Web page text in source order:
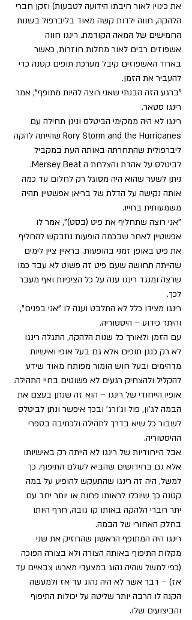
את כינויו לאור חיבתו הידועה לטבעות) וזקן חברי
הלהקה, חווה ילדות קשה מאוד בליברפול בשנות
החמישים של המאה הקודמת. רינגו חווה
אשפוזים רבים לאור מחלות חוזרות, כאשר
באחד האשפוזים קיבל מערכת תופים קטנה כדי
להעביר את הזמן.
"ברגע הזה הבנתי שאני רוצה להיות מתופף", אמר
רינגו סטאר.
רינגו לא היה ממקימי הביטלס וניגן תחילה עם
Rory Storm and the Hurricanes שהייתה להקה
ליברפולית שהתחרתה באותה העת במקביל
לביטלס על אהדת והצלחת ה Mersey Beat.
ניתן לשער שהוא היה מסוגל רק לחלום עד כמה
אותה נקישה על הדלת של בריאן אפשטיין תהיה
משמעותית בחייו.
"אני רוצה שתחליף את פיט (בסט)", אמר לו
אפשטיין לאחר שבכמה הופעות נתבקש להחליף
את פיט באופן זמני בהופעות. בראיין ציין לימים
שהייתה תחושה שעם פיט זה פשוט לא עבד כמו
שרצה ומנגד רינגו ענה על כל הציפיות ואף מעבר
לכך.
רינגו מצידו כלל לא התלבט וענה לו "אני בפנים",
והיתר כידוע – היסטוריה.
עם הזמן ולאורך כל שנות הלהקה, התגלה רינגו
לא רק כנגן תופים אלא גם בעל אופי ואישיות
מדהימים ובעל חוש הומור מפותח מאוד שידע
להקליל ולהצחיק רגעים לא פשוטים בחיי התהילה.
אופיו הייחודי של רינגו – הוא זה שנתן בעצם את
הבמה לג'ון, פול וג'ורג' ובכך איפשר ונתן לביטלס
לשבור כל שיא בדרך לתהילה ולכתיבה בספרי
ההיסטוריה.
אבל הייחודיות של רינגו לא הייתה רק באישיותו
אלא גם בחידושים שהביא לעולם התיפוף. כך
למשל, היה זה רינגו שהתעקש להופיע על במה
קטנה כך שיוכלו לראותו פחות או יותר יחד עם
יתר חברי הלהקה באותו קו גובה, חרף היותו
בחלק האחורי של הבמה.
רינגו היה המתופף הראשון שהחזיק את שני
מקלות התיפוף באותה הצורה ולא בצורה הפוכה
(כפי למשל שהיה נהוג במצעדי מארש צבאיים עד
אז) – דבר אשר לא היה נהוג עד אז ולמעשה
הקנה לו הרבה יותר שליטה על יכולות התיפוף
והביצועים שלו.